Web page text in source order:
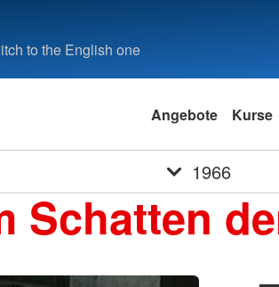
to the English one
Angebote Kurse
1966
Schatten